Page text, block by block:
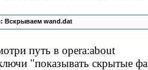
Вскрываем wand.dat
путь в opera:about
"показывать скрытые